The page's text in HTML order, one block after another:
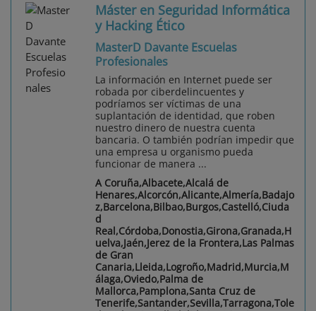
Máster en Seguridad Informática
y Hacking Ético
MasterD Davante Escuelas
Profesionales
La información en Internet puede ser
robada por ciberdelincuentes y
podríamos ser víctimas de una
suplantación de identidad, que roben
nuestro dinero de nuestra cuenta
bancaria. O también podrían impedir que
una empresa u organismo pueda
funcionar de manera ...
A Coruña,Albacete,Alcalá de
Henares,Alcorcón,Alicante,Almería,Badajo
z,Barcelona,Bilbao,Burgos,Castelló,Ciuda
d
Real,Córdoba,Donostia,Girona,Granada,H
uelva,Jaén,Jerez de la Frontera,Las Palmas
de Gran
Canaria,Lleida,Logroño,Madrid,Murcia,M
álaga,Oviedo,Palma de
Mallorca,Pamplona,Santa Cruz de
Tenerife,Santander,Sevilla,Tarragona,Tole